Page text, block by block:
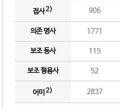
접사2) 906
의존 명사 1771
보조 동사 115
보조 형용사 52
어미 2) 2837